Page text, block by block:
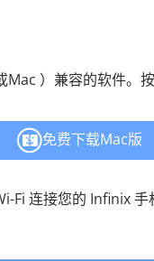
）兼容的软件。按
免费下载Mac版
Fi 连接您的 Infinix